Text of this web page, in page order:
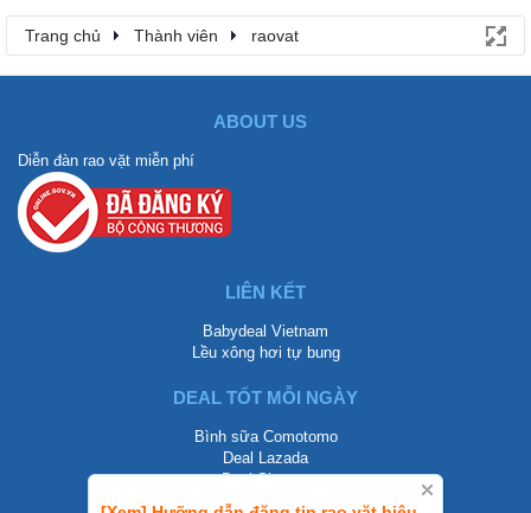
Trang chủ Thành viên raovat
ABOUT US
Diễn đàn rao vặt miễn phí
LIÊN KẾT
Babydeal Vietnam
Lều xông hơi tự bung
DEAL TỐT MỖI NGÀY
Bình sữa Comotomo
Deal Lazada
Deal Shopee